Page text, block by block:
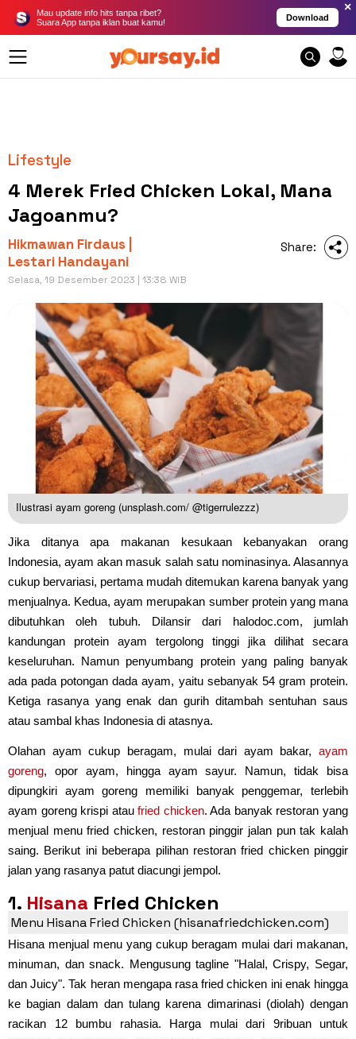
Mau update info hits tanpa ribet?
Suara App tanpa iklan buat kamu!
Download
×
Lifestyle
4 Merek Fried Chicken Lokal, Mana
Jagoanmu?
Hikmawan Firdaus |
Lestari Handayani
Selasa, 19 Desember 2023 | 13:38 WIB
Share:
Ilustrasi ayam goreng (unsplash.com/ @tigerrulezzz)
Jika ditanya apa makanan kesukaan kebanyakan orang
Indonesia, ayam akan masuk salah satu nominasinya. Alasannya
cukup bervariasi, pertama mudah ditemukan karena banyak yang
menjualnya. Kedua, ayam merupakan sumber protein yang mana
dibutuhkan oleh tubuh. Dilansir dari halodoc.com, jumlah
kandungan protein ayam tergolong tinggi jika dilihat secara
keseluruhan. Namun penyumbang protein yang paling banyak
ada pada potongan dada ayam, yaitu sebanyak 54 gram protein.
Ketiga rasanya yang enak dan gurih ditambah sentuhan saus
atau sambal khas Indonesia di atasnya.
Olahan ayam cukup beragam, mulai dari ayam bakar, ayam
goreng, opor ayam, hingga ayam sayur. Namun, tidak bisa
dipungkiri ayam goreng memiliki banyak penggemar, terlebih
ayam goreng krispi ataufried chicken. Ada banyak restoran yang
menjual menu fried chicken, restoran pinggir jalan pun tak kalah
saing. Berikut ini beberapa pilihan restoran fried chicken pinggir
jalan yang rasanya patut diacungi jempol.
1. Hisana Fried Chicken
Menu Hisana Fried Chicken (hisanafriedchicken.com)
Hisana menjual menu yang cukup beragam mulai dari makanan,
minuman, dan snack. Mengusung tagline "Halal, Crispy, Segar,
dan Juicy". Tak heran mengapa rasa fried chicken ini enak hingga
ke bagian dalam dan tulang karena dimarinasi (diolah) dengan
racikan 12 bumbu rahasia. Harga mulai dari 9ribuan untuk